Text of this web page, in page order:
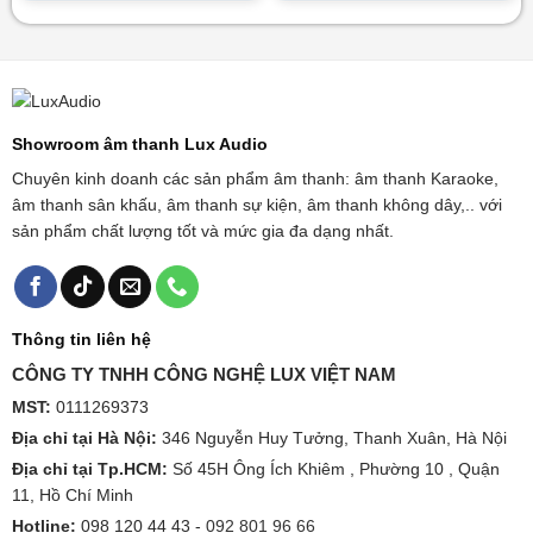
Showroom âm thanh Lux Audio
Chuyên kinh doanh các sản phẩm âm thanh: âm thanh Karaoke,
âm thanh sân khấu, âm thanh sự kiện, âm thanh không dây,.. với
sản phẩm chất lượng tốt và mức gia đa dạng nhất.
Thông tin liên hệ
CÔNG TY TNHH CÔNG NGHỆ LUX VIỆT NAM
MST: 0111269373
Địa chỉ tại Hà Nội: 346 Nguyễn Huy Tưởng, Thanh Xuân, Hà Nội
Địa chỉ tại Tp.HCM: Số 45H Ông Ích Khiêm , Phường 10 , Quận
11, Hồ Chí Minh
Hotline: 098 120 44 43 - 092 801 96 66